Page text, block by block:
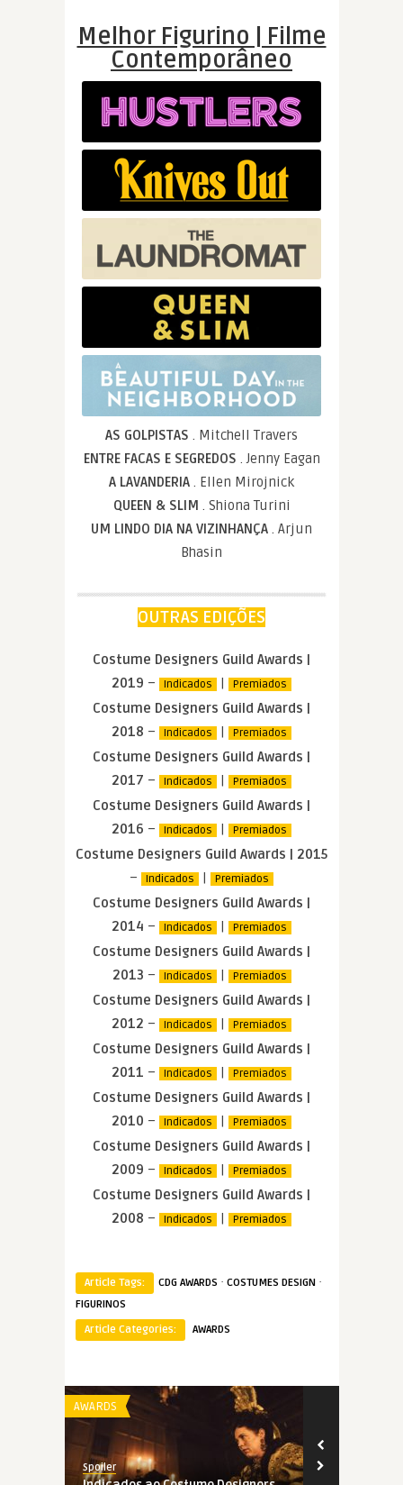
Melhor Figurino | Filme
Contemporâneo
AS GOLPISTAS . Mitchell Travers
ENTRE FACAS E SEGREDOS . Jenny Eagan
A LAVANDERIA . Ellen Mirojnick
QUEEN & SLIM . Shiona Turini
UM LINDO DIA NA VIZINHANÇA . Arjun
Bhasin
OUTRAS EDIÇÕES
Costume Designers Guild Awards |
2019 – Indicados | Premiados
Costume Designers Guild Awards |
2018 – Indicados | Premiados
Costume Designers Guild Awards |
2017 – Indicados | Premiados
Costume Designers Guild Awards |
2016 – Indicados | Premiados
Costume Designers Guild Awards | 2015
–
Indicados | Premiados
Costume Designers Guild Awards |
2014 – Indicados | Premiados
Costume Designers Guild Awards |
2013 – Indicados | Premiados
Costume Designers Guild Awards |
2012 – Indicados | Premiados
Costume Designers Guild Awards |
2011 – Indicados | Premiados
Costume Designers Guild Awards |
2010 – Indicados | Premiados
Costume Designers Guild Awards |
2009 – Indicados | Premiados
Costume Designers Guild Awards |
2008 – Indicados | Premiados
Article Tags: CDG AWARDS · COSTUMES DESIGN ·
FIGURINOS
Article Categories:
AWARDS
AWARDS
Spoiler